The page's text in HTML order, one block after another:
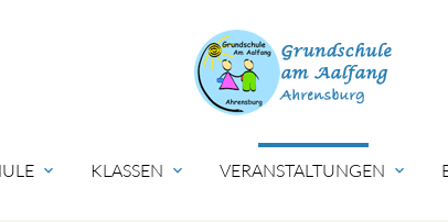
expand_more KLASSEN expand_more VERANSTALTUNGEN expand_more